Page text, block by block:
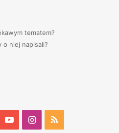
tematem?
o niej napisali?
YouTubeInstagram